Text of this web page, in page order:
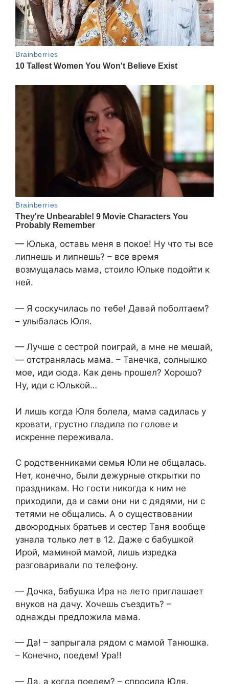
— Юлька, оставь меня в покое! Ну что ты все
липнешь и липнешь? – все время
возмущалась мама, стоило Юльке подойти к
ней.
— Я соскучилась по тебе! Давай поболтаем?
– улыбалась Юля.
— Лучше с сестрой поиграй, а мне не мешай,
— отстранялась мама. – Танечка, солнышко
мое, иди сюда. Как день прошел? Хорошо?
Ну, иди с Юлькой…
И лишь когда Юля болела, мама садилась у
кровати, грустно гладила по голове и
искренне переживала.
С родственниками семья Юли не общалась.
Нет, конечно, были дежурные открытки по
праздникам. Но гости никогда к ним не
приходили, да и сами они ни с дядями, ни с
тетями не общались. А о существовании
двоюродных братьев и сестер Таня вообще
узнала только лет в 12. Даже с бабушкой
Ирой, маминой мамой, лишь изредка
разговаривали по телефону.
— Дочка, бабушка Ира на лето приглашает
внуков на дачу. Хочешь съездить? –
однажды предложила мама.
— Да! – запрыгала рядом с мамой Танюшка.
– Конечно, поедем! Ура!!
— Да, а когда поедем? – спросила Юля.